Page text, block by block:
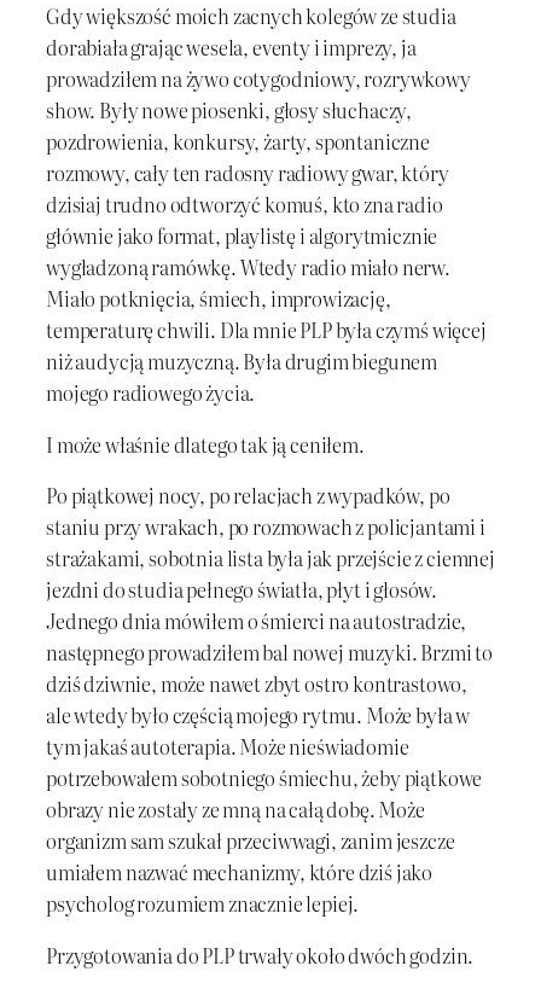
Gdy większość moich zacnych kolegów ze studia
dorabiała grając wesela, eventy i imprezy, ja
prowadziłem na żywo cotygodniowy, rozrywkowy
show. Były nowe piosenki, głosy słuchaczy,
pozdrowienia, konkursy, żarty, spontaniczne
rozmowy, cały ten radosny radiowy gwar, który
dzisiaj trudno odtworzyć komuś, kto zna radio
głównie jako format, playlistę i algorytmicznie
wygładzoną ramówkę. Wtedy radio miało nerw.
Miało potknięcia, śmiech, improwizację,
temperaturę chwili. Dla mnie PLP była czymś więcej
niż audycją muzyczną. Była drugim biegunem
mojego radiowego życia.
I może właśnie dlatego tak ją ceniłem.
Po piątkowej nocy, po relacjach z wypadków, po
staniu przy wrakach, po rozmowach z policjantami i
strażakami, sobotnia lista była jak przejście z ciemnej
jezdni do studia pełnego światła, płyt i głosów.
Jednego dnia mówiłem o śmierci na autostradzie,
następnego prowadziłem bal nowej muzyki. Brzmi to
dziś dziwnie, może nawet zbyt ostro kontrastowo,
ale wtedy było częścią mojego rytmu. Może była w
tym jakaś autoterapia. Może nieświadomie
potrzebowałem sobotniego śmiechu, żeby piątkowe
obrazy nie zostały ze mną na całą dobę. Może
organizm sam szukał przeciwwagi, zanim jeszcze
umiałem nazwać mechanizmy, które dziś jako
psycholog rozumiem znacznie lepiej.
Przygotowania do PLP trwały około dwóch godzin.